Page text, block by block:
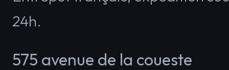
24h.
575 avenue de la coueste